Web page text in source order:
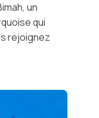
, un
qui
rejoignez